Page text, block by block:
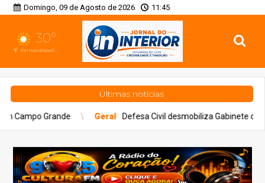
Domingo, 09 de Agosto de 2026 11:45
30°
Fernandópolis, SP
Últimas notícias
Geral Defesa Civil desmobiliza Gabinete de Crise após três dias